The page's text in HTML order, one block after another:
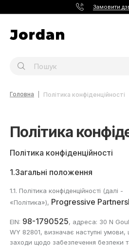
Замовити
Головна Політика конфіденційності
Політика
Політика конфіденційності
1.Загальні положення
1.1. Політика конфіденційності (далі -
«Політика»), Progressive
EIN: 98-1790525, адреса: 30 N
WY 82801, визначає наступні умови,
заходи щодо забезпечення безпеки